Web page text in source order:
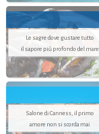
Le sagre dove gustare tutto
il sapore più profondo del mare
Salone di Canness, il primo
amore non si scorda mai